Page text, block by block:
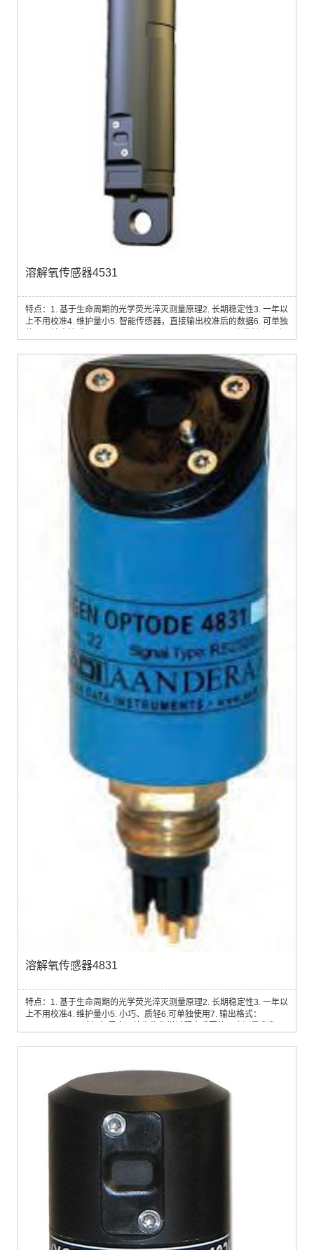
溶解氧传感器4531
特点：1. 基于生命周期的光学荧光淬灭测量原理2. 长期稳定性3. 一年以
上不用校准4. 维护量小5. 智能传感器，直接输出校准后的数据6. 可单独
域都是一个重要的测量参数，例如：1. 过程工业2. 船舶压载水3. 水和废
水系统4. 峡湾或者其它水体交换少的区域5. 船舶机舱6. 水产养殖安德拉
溶氧探头基于...
溶解氧传感器4831
特点：1. 基于生命周期的光学荧光淬灭测量原理2. 长期稳定性3. 一年以
上不用校准4. 维护量小5. 小巧、质轻6.可单独使用7. 输出格式：
如：1. 近岸具有藻华的浅水区域2. 水产养殖3. 峡湾或者其它水体交换少
光淬灭测量原理。它...